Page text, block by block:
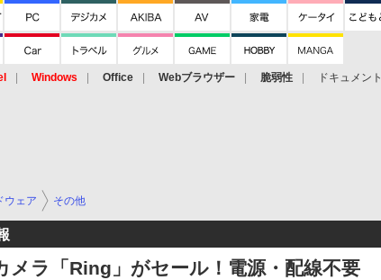
Windows Office Webブラウザー 脆弱性 ドキュメント
ウェア その他
ラ「Ring」がセール！電源・配線不要